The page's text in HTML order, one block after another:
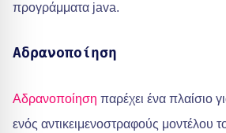
προγράμματα java.
Αδρανοποίηση
Αδρανοποίηση παρέχει ένα πλαίσιο
ενός αντικειμενοστραφούς μοντέλου